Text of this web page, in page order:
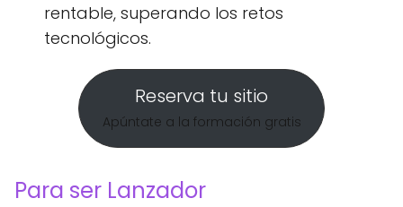
rentable, superando los retos
tecnológicos.
Reserva tu sitio
Apúntate a la formación gratis
Para ser Lanzador